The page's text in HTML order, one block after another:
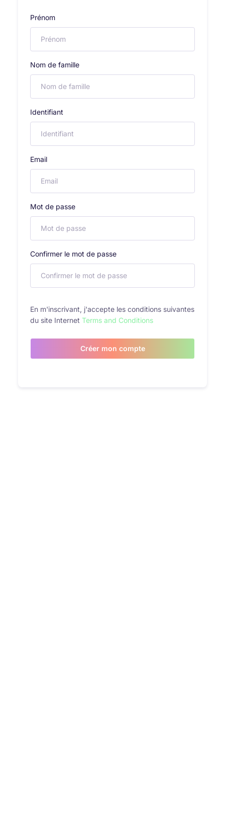
Prénom
Nom de famille
Identifiant
Email
Mot de passe
Confirmer le mot de passe
En m'inscrivant, j'accepte les conditions suivantes
du site Internet Terms and Conditions
Créer mon compte